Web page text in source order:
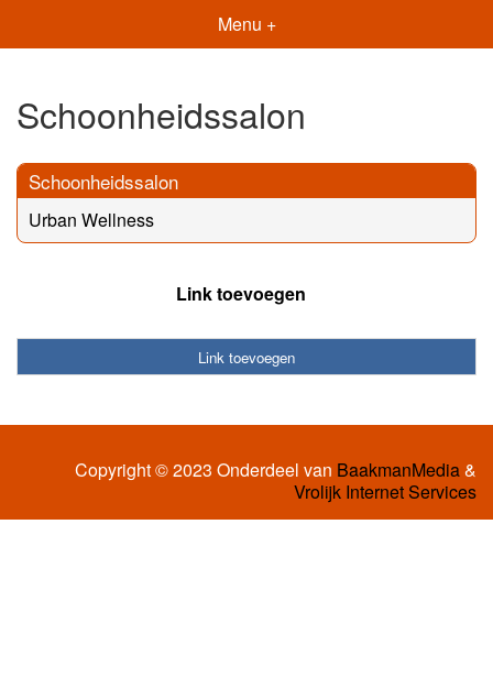
Menu +
Schoonheidssalon
Schoonheidssalon
Urban Wellness
Link toevoegen
Link toevoegen
Copyright © 2023 Onderdeel van BaakmanMedia&
Vrolijk Internet Services